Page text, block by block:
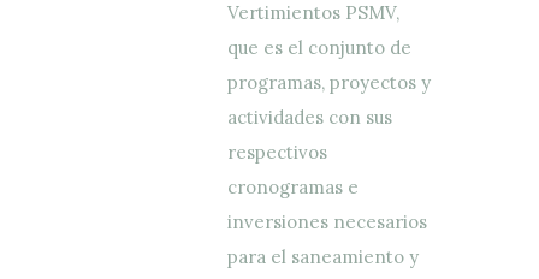
Vertimientos PSMV,
que es el conjunto de
programas, proyectos y
actividades con sus
respectivos
cronogramas e
inversiones necesarios
para el saneamiento y